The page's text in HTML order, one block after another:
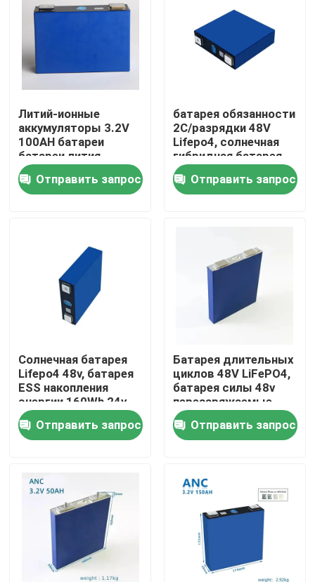
Главная страница
О Компании
Наша фабрика
контроль качества
контактные данные
Новости
Все случаи
хранение батареи домочадца
Жилые аккумуляторные системы хранения
Литий-ионные
аккумуляторы 3.2V
100AH батареи
батареи лития
Lifepo4
Отправить запрос
батарея обязанности
2C/разрядки 48V
Lifepo4, солнечная
гибридная батарея
лития 200ah
Отправить запрос
Солнечная батарея
Lifepo4 48v, батарея
ESS накопления
энергии 160Wh 24v
Отправить запрос
Батарея длительных
циклов 48V LiFePO4,
батарея силы 48v
перезаряжаемые
Отправить запрос